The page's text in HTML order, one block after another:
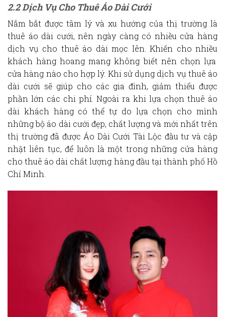
2.2 Dịch Vụ Cho Thuê Áo Dài Cưới
Nắm bắt được tâm lý và xu hướng của thị trường là
thuê áo dài cưới, nên ngày càng có nhiều cửa hàng
dịch vụ cho thuê áo dài mọc lên. Khiến cho nhiều
khách hàng hoang mang không biết nên chọn lựa
cửa hàng nào cho hợp lý. Khi sử dụng dịch vụ thuê áo
dài cưới sẽ giúp cho các gia đình, giảm thiểu được
phần lớn các chi phí. Ngoài ra khi lựa chọn thuê áo
dài khách hàng có thể tự do lựa chọn cho mình
những bộ áo dài cưới đẹp, chất lượng và mới nhất trên
thị trường đã được Áo Dài Cưới Tài Lộc đầu tư và cập
nhật liên tục, để luôn là một trong những cửa hàng
cho thuê áo dài chất lượng hàng đầu tại thành phố Hồ
Chí Minh.